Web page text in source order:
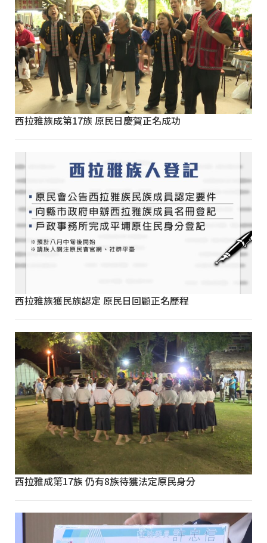
西拉雅族成第17族 原民日慶賀正名成功
西拉雅族獲民族認定 原民日回顧正名歷程
西拉雅成第17族 仍有8族待獲法定原民身分